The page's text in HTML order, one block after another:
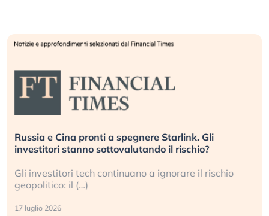
Russia e Cina pronti a spegnere Starlink. Gli
investitori stanno sottovalutando il rischio?
Gli investitori tech continuano a ignorare il rischio
geopolitico: il (…)
17 luglio 2026